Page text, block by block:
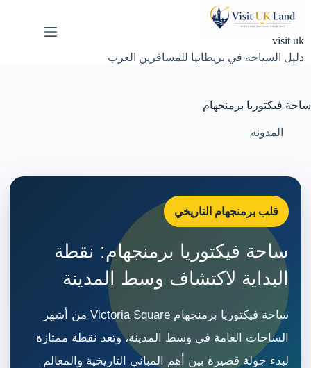
visit uk
دليل السياحة في بريطانيا للمسافرين العرب
ساحة فيكتوريا برمنجهام
المدونة
قلب برمنجهام التاريخي
ساحة فيكتوريا برمنجهام: نقطة
البداية لاكتشاف وسط المدينة
ساحة فيكتوريا برمنجهام Victoria Square من أشهر
الساحات العامة في وسط المدينة، وتعد نقطة ممتازة
لبدء جولة قصيرة بين أهم المباني التاريخية والمعالم